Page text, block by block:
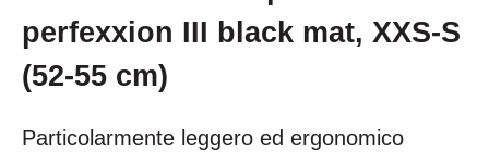
perfexxion III black mat, XXS-S
(52-55 cm)
Particolarmente leggero ed ergonomico